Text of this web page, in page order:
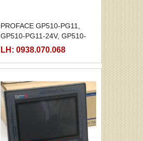
PROFACE GP510-PG11,
GP510-PG11-24V, GP510-
TC11,
LH: 0938.070.068